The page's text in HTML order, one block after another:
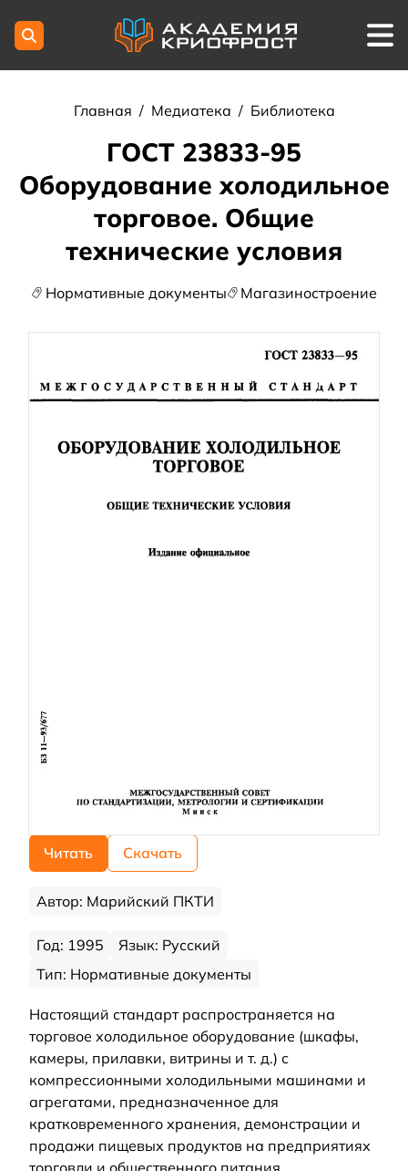
Главная / Медиатека / Библиотека
ГОСТ 23833-95
Оборудование холодильное
торговое. Общие
технические условия
Нормативные документы Магазиностроение
Читать Скачать
Автор: Марийский ПКТИ
Год: 1995
Язык: Русский
Тип: Нормативные документы
Настоящий стандарт распространяется на
торговое холодильное оборудование (шкафы,
камеры, прилавки, витрины и т. д.) с
компрессионными холодильными машинами и
агрегатами, предназначенное для
кратковременного хранения, демонстрации и
продажи пищевых продуктов на предприятиях
торговли и общественного питания.